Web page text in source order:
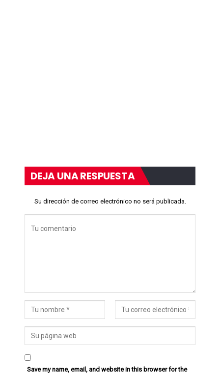
DEJA UNA RESPUESTA
Su dirección de correo electrónico no será publicada.
Save my name, email, and website in this browser for the